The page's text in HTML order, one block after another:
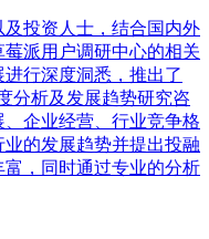
投资人士，结合国内外
派用户调研中心的相关
行深度洞悉，推出了
分析及发展趋势研究咨
企业经营、行业竞争格
的发展趋势并提出投融
，同时通过专业的分析